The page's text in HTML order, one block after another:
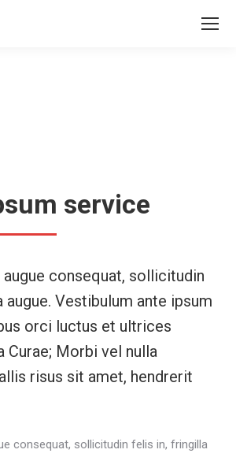
service
augue consequat, sollicitudin
Vestibulum ante ipsum
orci luctus et ultrices
Curae; Morbi vel nulla
risus sit amet, hendrerit
consequat, sollicitudin felis in, fringilla